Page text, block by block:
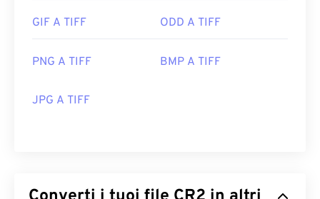
GIF A TIFF ODD A TIFF
PNG A TIFF BMP A TIFF
JPG A TIFF